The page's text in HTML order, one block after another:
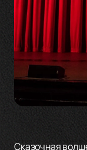
Сказочная